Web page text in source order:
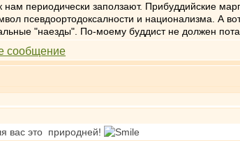
периодически заползают. Прибуддийские
псевдоортодоксалности и национализма. А
"наезды". По-моему буддист не должен
вас это природней!